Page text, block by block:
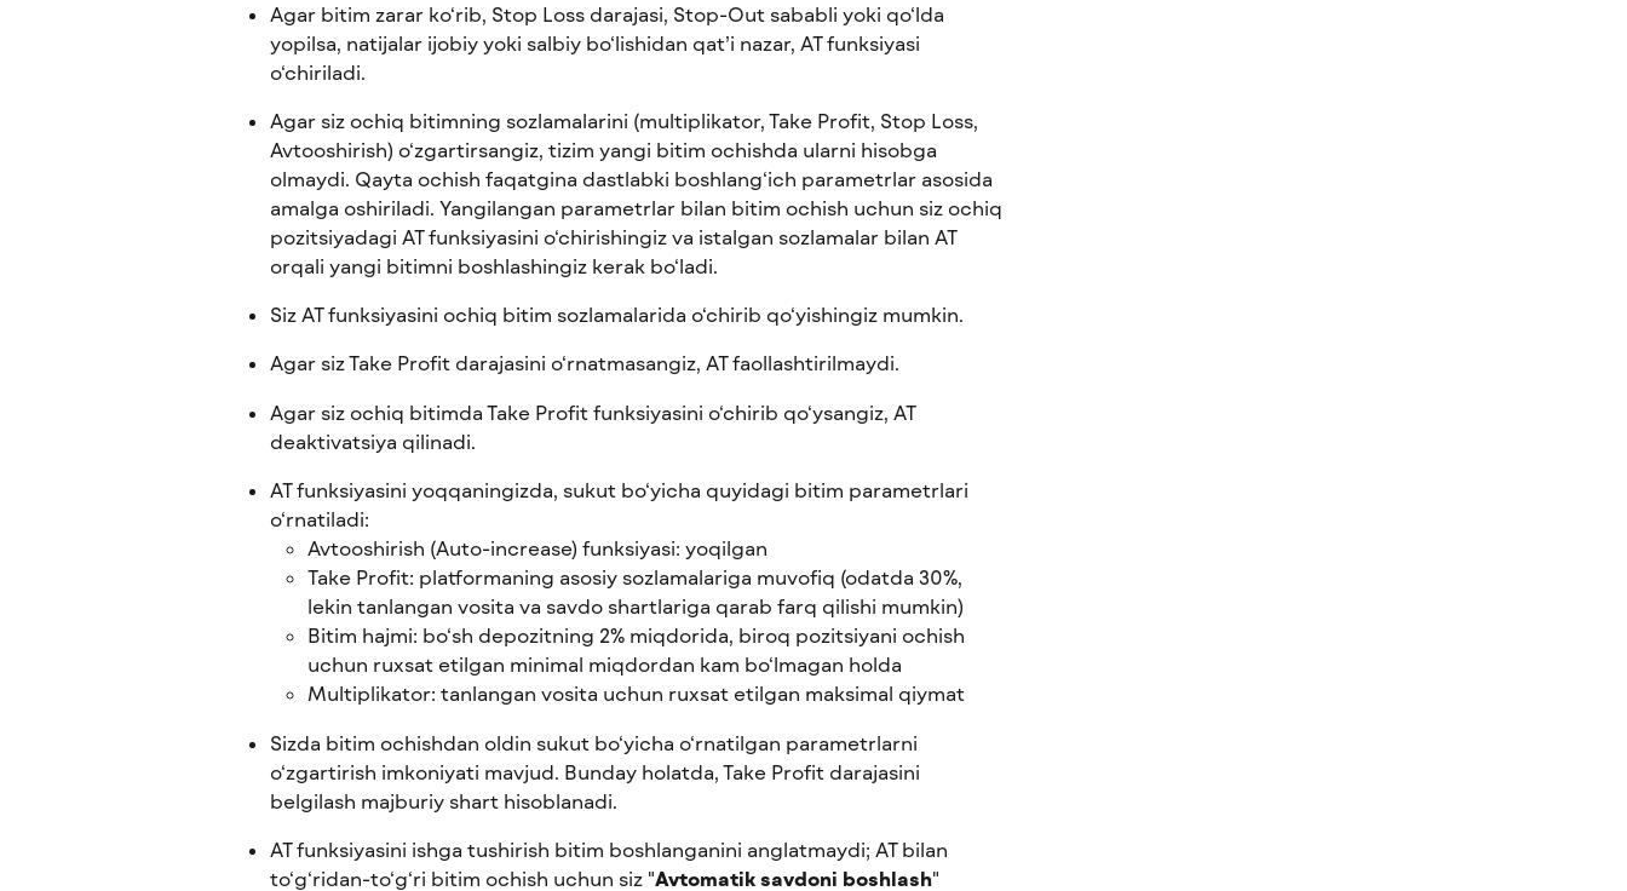
Agar bitim zarar ko‘rib, Stop Loss darajasi, Stop-Out sababli yoki qo‘lda
yopilsa, natijalar ijobiy yoki salbiy bo‘lishidan qat’i nazar, AT funksiyasi
o‘chiriladi.
Agar siz ochiq bitimning sozlamalarini (multiplikator, Take Profit, Stop Loss,
Avtooshirish) o‘zgartirsangiz, tizim yangi bitim ochishda ularni hisobga
olmaydi. Qayta ochish faqatgina dastlabki boshlang‘ich parametrlar asosida
amalga oshiriladi. Yangilangan parametrlar bilan bitim ochish uchun siz ochiq
pozitsiyadagi AT funksiyasini o‘chirishingiz va istalgan sozlamalar bilan AT
orqali yangi bitimni boshlashingiz kerak bo‘ladi.
Siz AT funksiyasini ochiq bitim sozlamalarida o‘chirib qo‘yishingiz mumkin.
Agar siz Take Profit darajasini o‘rnatmasangiz, AT faollashtirilmaydi.
Agar siz ochiq bitimda Take Profit funksiyasini o‘chirib qo‘ysangiz, AT
deaktivatsiya qilinadi.
AT funksiyasini yoqqaningizda, sukut bo‘yicha quyidagi bitim parametrlari
o‘rnatiladi:
Avtooshirish (Auto-increase) funksiyasi: yoqilgan
Take Profit: platformaning asosiy sozlamalariga muvofiq (odatda 30%,
lekin tanlangan vosita va savdo shartlariga qarab farq qilishi mumkin)
Bitim hajmi: bo‘sh depozitning 2% miqdorida, biroq pozitsiyani ochish
uchun ruxsat etilgan minimal miqdordan kam bo‘lmagan holda
Multiplikator: tanlangan vosita uchun ruxsat etilgan maksimal qiymat
Sizda bitim ochishdan oldin sukut bo‘yicha o‘rnatilgan parametrlarni
o‘zgartirish imkoniyati mavjud. Bunday holatda, Take Profit darajasini
belgilash majburiy shart hisoblanadi.
AT funksiyasini ishga tushirish bitim boshlanganini anglatmaydi; AT bilan
to‘g‘ridan-to‘g‘ri bitim ochish uchun siz "Avtomatik savdoni boshlash"